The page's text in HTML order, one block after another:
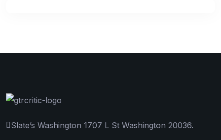
Slate’s Washington 1707 L St Washington 20036.